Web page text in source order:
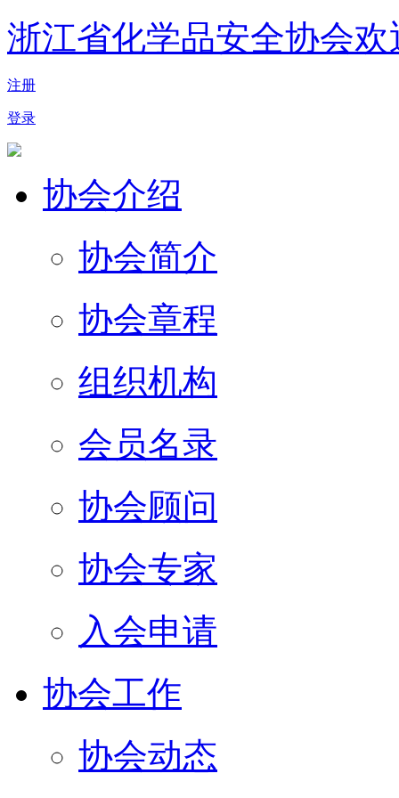
浙江省化学品安全协会欢
注册
登录
协会介绍
协会简介
协会章程
组织机构
会员名录
协会顾问
协会专家
入会申请
协会工作
协会动态